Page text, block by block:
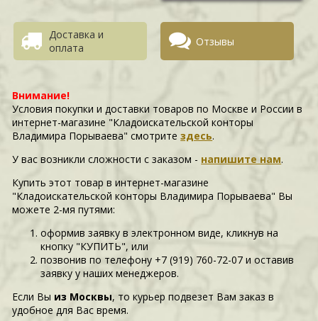
Доставка и
оплата
Отзывы
Внимание!
Условия покупки и доставки товаров по Москве и России в
интернет-магазине "Кладоискательской конторы
Владимира Порываева" смотритездесь.
У вас возникли сложности c заказом - напишите нам.
Купить этот товар в интернет-магазине
"Кладоискательской конторы Владимира Порываева" Вы
можете 2-мя путями:
оформив заявку в электронном виде, кликнув на
кнопку "КУПИТЬ", или
позвонив по телефону +7 (919) 760-72-07 и оставив
заявку у наших менеджеров.
Если Вы из Москвы, то курьер подвезет Вам заказ в
удобное для Вас время.